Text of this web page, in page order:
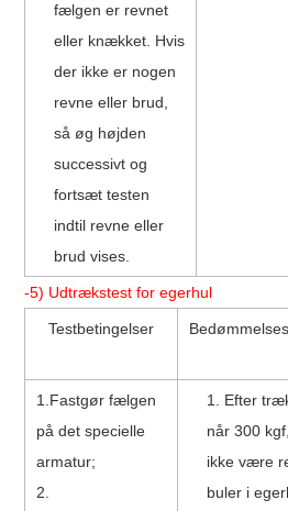
fælgen er revnet
eller knækket. Hvis
der ikke er nogen
revne eller brud,
så øg højden
successivt og
fortsæt testen
indtil revne eller
brud vises.
-5) Udtrækstest for egerhul
Testbetingelser
1.Fastgør fælgen
på det specielle
armatur;
2.
1. Efter
når 300
ikke være
buler i